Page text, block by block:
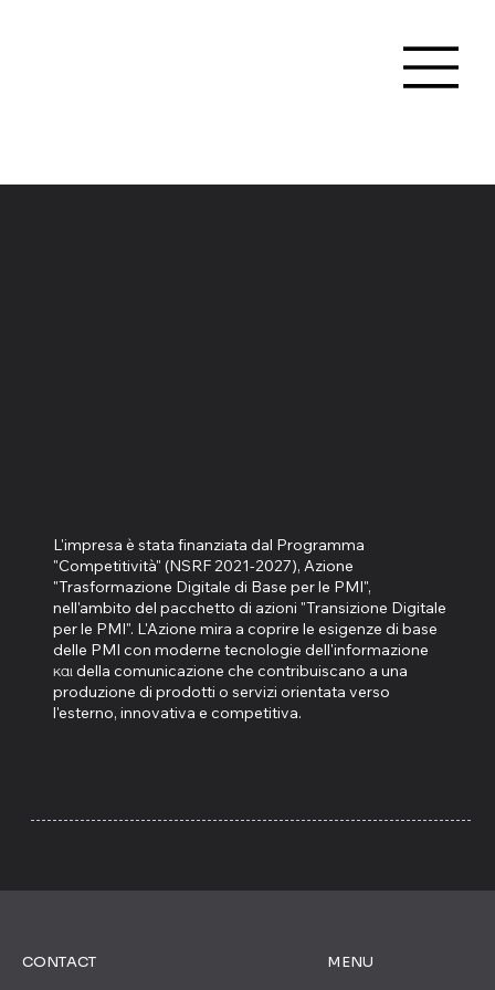
L'impresa è stata finanziata dal Programma
"Competitività" (NSRF 2021-2027), Azione
"Trasformazione Digitale di Base per le PMI",
nell'ambito del pacchetto di azioni "Transizione Digitale
per le PMI". L'Azione mira a coprire le esigenze di base
delle PMI con moderne tecnologie dell'informazione
και della comunicazione che contribuiscano a una
produzione di prodotti o servizi orientata verso
l'esterno, innovativa e competitiva.
CONTACT MENU